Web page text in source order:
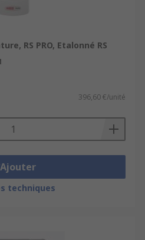
une calibration
RS PRO, Etalonné RS
396,60 €/unité
Ajouter
techniques